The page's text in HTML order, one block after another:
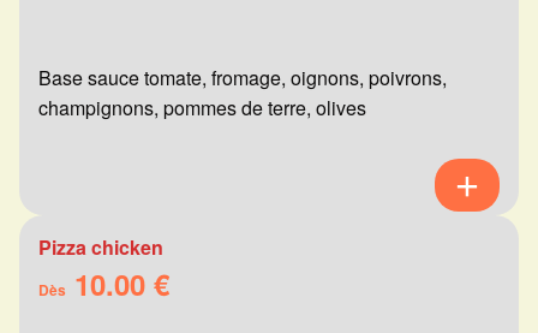
Base sauce tomate, fromage, oignons, poivrons,
champignons, pommes de terre, olives
Pizza chicken
Dès 10.00 €